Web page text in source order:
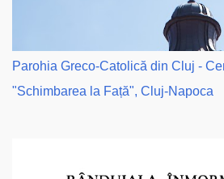
Parohia Greco-Catolică din Cluj -
"Schimbarea la Față", Cluj-Napoca